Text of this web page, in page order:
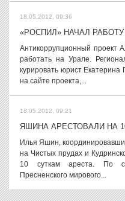
18.05.2012, 09:36
«РОСПИЛ» НАЧАЛ
Антикоррупционный проект
работать на Урале.
курировать юрист Екатерина
на сайте проекта,...
18.05.2012, 09:21
ЯШИНА АРЕСТОВАЛИ НА
Илья Яшин,
на Чистых прудах и
10 суткам ареста. По
Пресненского мирового...